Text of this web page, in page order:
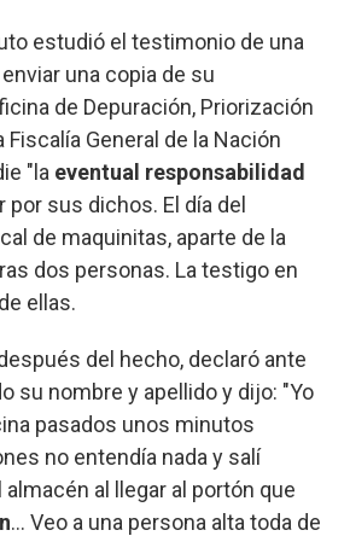
estudió el testimonio de una
una copia de su
de Depuración, Priorización
General de la Nación
"la eventual responsabilidad
por sus dichos. El día del
de maquinitas, aparte de la
dos personas. La testigo en
ellas.
del hecho, declaró ante
su nombre y apellido y dijo: "Yo
pasados unos minutos
no entendía nada y salí
al llegar al portón que
... Veo a una persona alta toda de